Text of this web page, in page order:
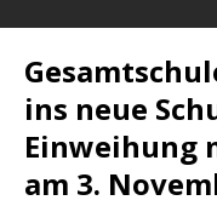
ins neue
Einweihung
am 3.